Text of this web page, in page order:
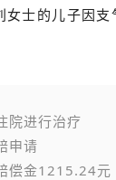
士的儿子因
院进行治疗
申请
偿金1215.24元